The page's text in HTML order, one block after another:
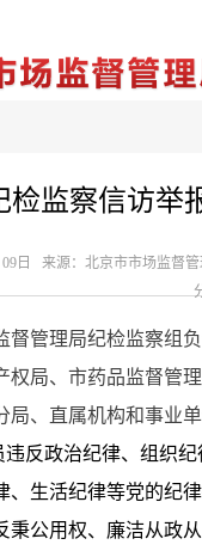
检监察信访举
09日 来源： ​北京市市场监督管
督管理局纪检监察组
权局、市药品监督管
局、直属机构和事业
违反政治纪律、组织
、生活纪律等党的纪
秉公用权、廉洁从政